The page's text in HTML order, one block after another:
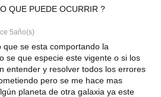
QUE PUEDE OCURRIR ?
5año(s)
que se esta comportando la
se que especie este vigente o si los
entender y resolver todos los errores
pero se me hace mas
planeta de otra galaxia ya este